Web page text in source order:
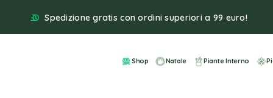
Spedizione gratis con ordini superiori a 99 euro!
Shop Natale Piante Interno